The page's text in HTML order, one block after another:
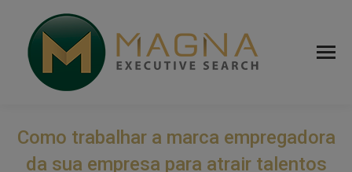
Como trabalhar a marca empregadora
da sua empresa para atrair talentos